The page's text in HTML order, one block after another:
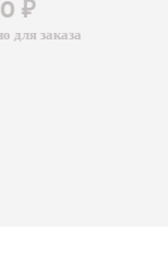
₽
для заказа